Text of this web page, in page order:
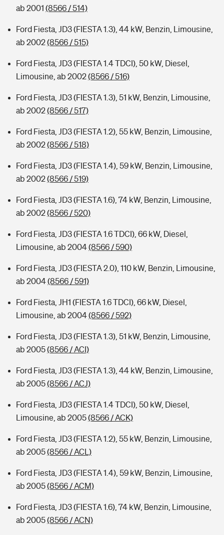
ab 2001 (8566 / 514)
Ford Fiesta, JD3 (FIESTA 1.3), 44 kW, Benzin, Limousine,
ab 2002(8566 / 515)
Ford Fiesta, JD3 (FIESTA 1.4 TDCI), 50 kW, Diesel,
Limousine, ab 2002(8566 / 516)
Ford Fiesta, JD3 (FIESTA 1.3), 51 kW, Benzin, Limousine,
ab 2002(8566 / 517)
Ford Fiesta, JD3 (FIESTA 1.2), 55 kW, Benzin, Limousine,
ab 2002(8566 / 518)
Ford Fiesta, JD3 (FIESTA 1.4), 59 kW, Benzin, Limousine,
ab 2002(8566 / 519)
Ford Fiesta, JD3 (FIESTA 1.6), 74 kW, Benzin, Limousine,
ab 2002(8566 / 520)
Ford Fiesta, JD3 (FIESTA 1.6 TDCI), 66 kW, Diesel,
Limousine, ab 2004(8566 / 590)
Ford Fiesta, JD3 (FIESTA 2.0), 110 kW, Benzin, Limousine,
ab 2004(8566 / 591)
Ford Fiesta, JH1 (FIESTA 1.6 TDCI), 66 kW, Diesel,
Limousine, ab 2004(8566 / 592)
Ford Fiesta, JD3 (FIESTA 1.3), 51 kW, Benzin, Limousine,
ab 2005(8566 / ACI)
Ford Fiesta, JD3 (FIESTA 1.3), 44 kW, Benzin, Limousine,
ab 2005(8566 / ACJ)
Ford Fiesta, JD3 (FIESTA 1.4 TDCI), 50 kW, Diesel,
Limousine, ab 2005(8566 / ACK)
Ford Fiesta, JD3 (FIESTA 1.2), 55 kW, Benzin, Limousine,
ab 2005(8566 / ACL)
Ford Fiesta, JD3 (FIESTA 1.4), 59 kW, Benzin, Limousine,
ab 2005(8566 / ACM)
Ford Fiesta, JD3 (FIESTA 1.6), 74 kW, Benzin, Limousine,
ab 2005(8566 / ACN)